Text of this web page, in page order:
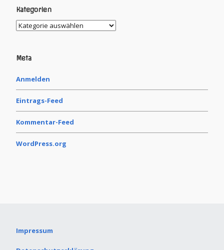
Kategorien
Meta
Anmelden
Eintrags-Feed
Kommentar-Feed
WordPress.org
Impressum